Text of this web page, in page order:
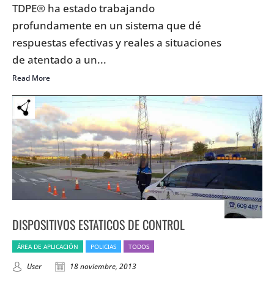
TDPE® ha estado trabajando
profundamente en un sistema que dé
respuestas efectivas y reales a situaciones
de atentado a un...
Read More
DISPOSITIVOS ESTATICOS DE CONTROL
ÁREA DE APLICACIÓN POLICIAS TODOS
User 18 noviembre, 2013